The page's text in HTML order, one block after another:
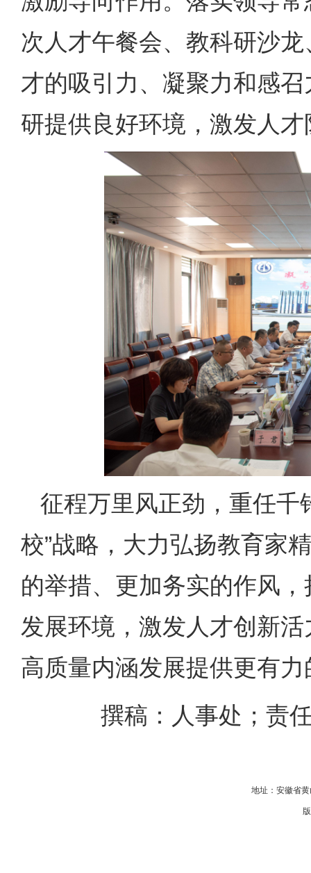
次人才午餐会、教科研沙
才的吸引力、凝聚力和感
研提供良好环境，激发人
征程万里风正劲，重任千
校”战略，大力弘扬教育家
的举措、更加务实的作风
发展环境，激发人才创新
高质量内涵发展提供更有
撰稿：人事处；责
地址：安徽省